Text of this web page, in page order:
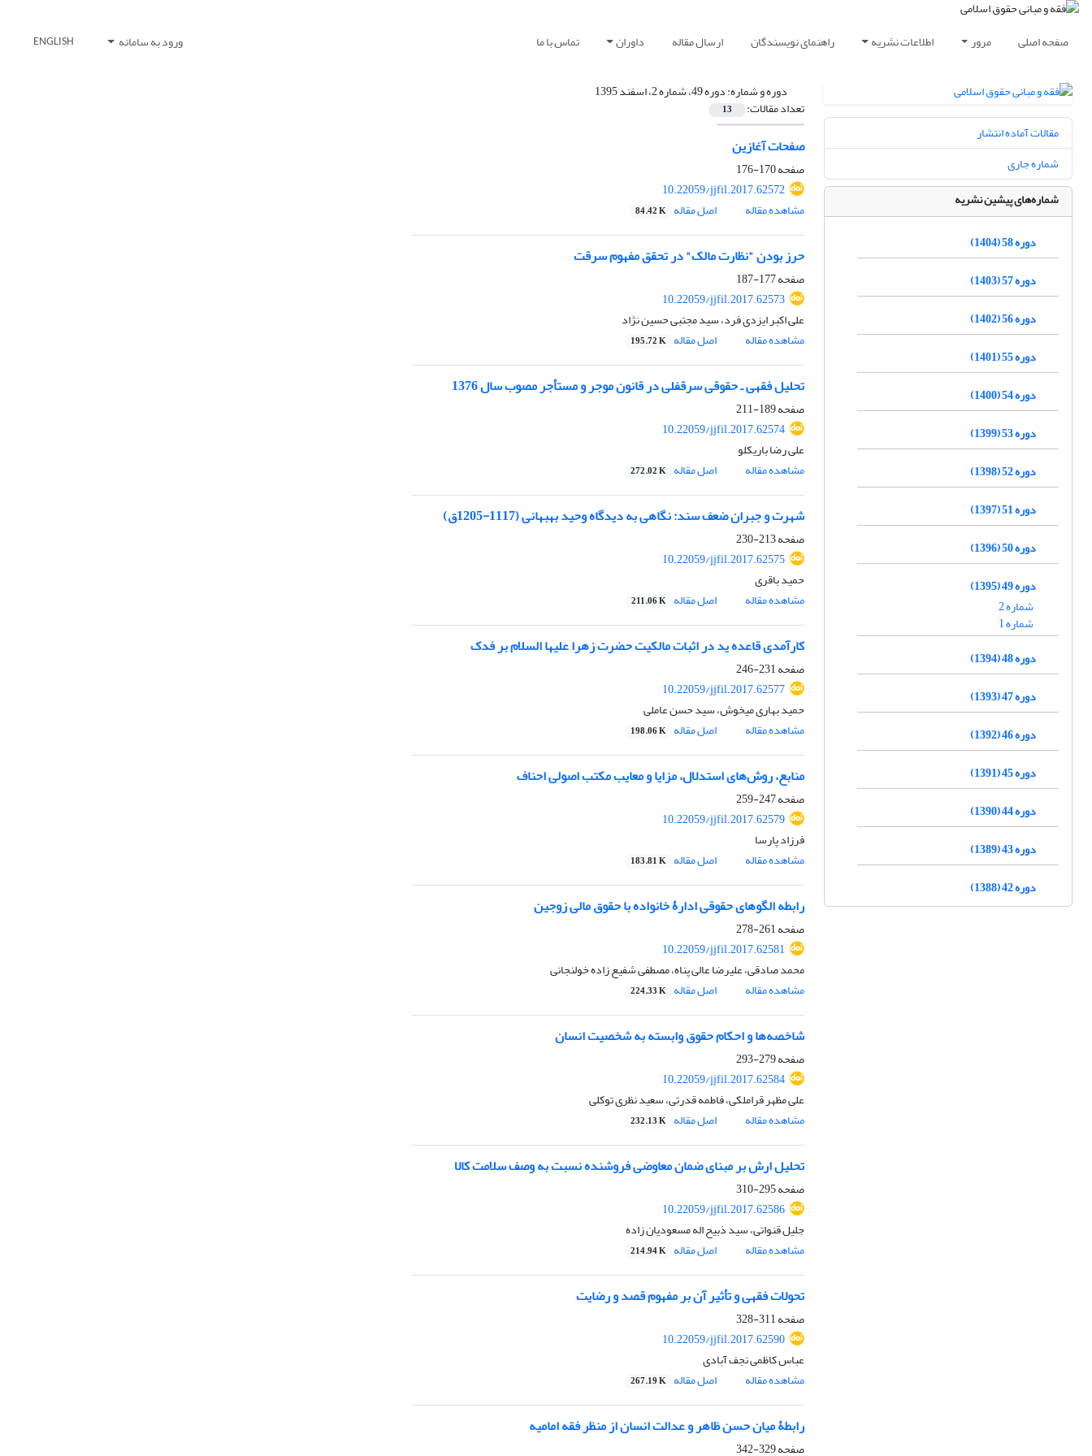
صفحه اصلی مرور اطلاعات نشریه راهنمای نویسندگان ارسال مقاله داوران تماس با ما ورود به سامانه ENGLISH
دوره و شماره:دوره 49، شماره 2، اسفند 1395
تعداد مقالات: 13
صفحات آغازین
صفحه170-176
10.22059/jjfil.2017.62572
مشاهده مقاله
اصل مقاله 84.42 K
حرز بودن "نظارت مالک" در تحقق مفهوم سرقت
صفحه177-187
10.22059/jjfil.2017.62573
علی اکبر ایزدی فرد، سید مجتبی حسین نژاد
مشاهده مقاله
اصل مقاله 195.72 K
تحلیل فقهی ـ حقوقی سرقفلی در قانون موجر و مستأجر مصوب سال 1376
صفحه189-211
10.22059/jjfil.2017.62574
علی رضا باریکلو
مشاهده مقاله
اصل مقاله 272.02 K
شهرت و جبران ضعف سند: نگاهی به دیدگاه وحید بهبهانی (1117-1205ق)
صفحه213-230
10.22059/jjfil.2017.62575
حمید باقری
مشاهده مقاله
اصل مقاله 211.06 K
کارآمدی قاعده ید در اثبات مالکیت حضرت زهرا علیها السلام بر فدک
صفحه231-246
10.22059/jjfil.2017.62577
حمید بهاری میخوش، سید حسن عاملی
مشاهده مقاله
اصل مقاله 198.06 K
منابع، روش‌های استدلال، مزایا و معایب مکتب اصولی احناف
صفحه247-259
10.22059/jjfil.2017.62579
فرزاد پارسا
مشاهده مقاله
اصل مقاله 183.81 K
رابطه الگوهای حقوقی ادارۀ خانواده با حقوق مالی زوجین
صفحه261-278
10.22059/jjfil.2017.62581
محمد صادقی، علیرضا عالی پناه، مصطفی شفیع زاده خولنجانی
مشاهده مقاله
اصل مقاله 224.33 K
شاخصه‌ها و احکام حقوق وابسته به شخصیت انسان
صفحه279-293
10.22059/jjfil.2017.62584
علی مظهر قراملکی، فاطمه قدرتی، سعید نظری توکلی
مشاهده مقاله
اصل مقاله 232.13 K
تحلیل ارش بر مبنای ضمان معاوضی فروشنده نسبت به وصف سلامت کالا
صفحه295-310
10.22059/jjfil.2017.62586
جلیل قنواتی، سید ذبیح اله مسعودیان زاده
مشاهده مقاله
اصل مقاله 214.94 K
تحولات فقهی و تأثیر آن بر مفهوم قصد و رضایت
صفحه311-328
10.22059/jjfil.2017.62590
عباس کاظمی نجف آبادی
مشاهده مقاله
اصل مقاله 267.19 K
رابطۀ میان حسن ظاهر و عدالت انسان از منظر فقه امامیه
صفحه329-342
مقالات آماده انتشار
شماره جاری
شماره‌های پیشین نشریه
دوره 58 (1404)
دوره 57 (1403)
دوره 56 (1402)
دوره 55 (1401)
دوره 54 (1400)
دوره 53 (1399)
دوره 52 (1398)
دوره 51 (1397)
دوره 50 (1396)
دوره 49 (1395)
شماره 2
شماره 1
دوره 48 (1394)
دوره 47 (1393)
دوره 46 (1392)
دوره 45 (1391)
دوره 44 (1390)
دوره 43 (1389)
دوره 42 (1388)